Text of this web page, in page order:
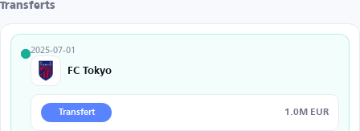
Transferts
2025-07-01
FC Tokyo
Transfert 1.0M EUR